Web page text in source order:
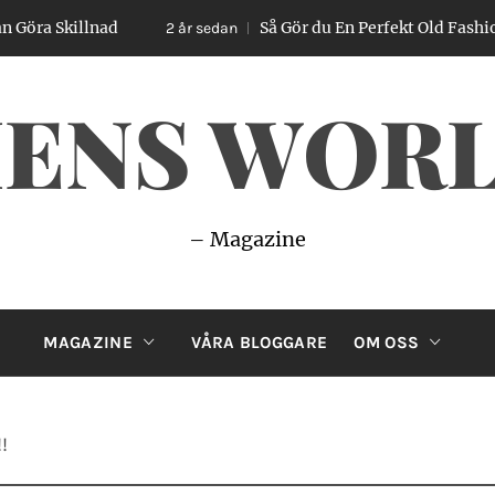
2 år sedan Så Gör du En Perfekt Old Fashioned –
– Magazine
MAGAZINE VÅRA BLOGGARE OM OSS